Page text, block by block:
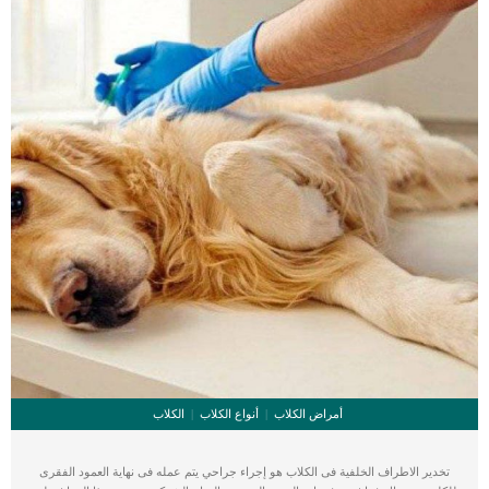
أمراض الكلاب أنواع الكلاب الكلاب
تخدير الاطراف الخلفية فى الكلاب هو إجراء جراحي يتم عمله فى نهاية العمود الفقرى